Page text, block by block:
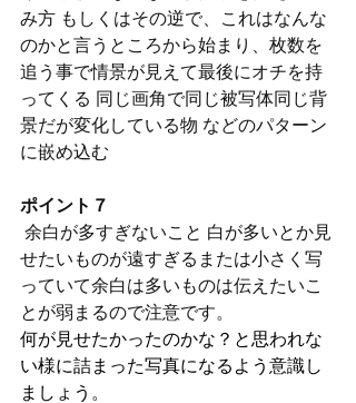
み方 もしくはその逆で、これはなんな
のかと言うところから始まり、枚数を
追う事で情景が見えて最後にオチを持
ってくる 同じ画角で同じ被写体同じ背
景だが変化している物 などのパターン
に嵌め込む
ポイント７
せたいものが遠すぎるまたは小さく写
っていて余白は多いものは伝えたいこ
とが弱まるので注意です。
何が見せたかったのかな？と思われな
い様に詰まった写真になるよう意識し
ましょう。